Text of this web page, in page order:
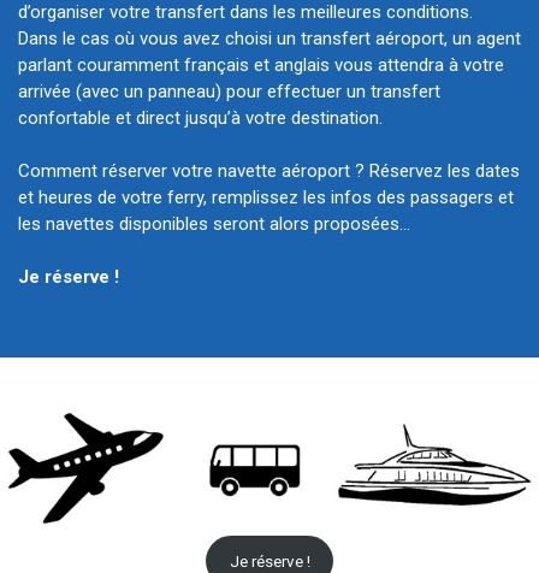
d’organiser votre transfert dans les meilleures conditions.
Dans le cas où vous avez choisi un transfert aéroport, un agent
parlant couramment français et anglais vous attendra à votre
arrivée (avec un panneau) pour effectuer un transfert
confortable et direct jusqu’à votre destination.
Comment réserver votre navette aéroport ? Réservez les dates
et heures de votre ferry, remplissez les infos des passagers et
les navettes disponibles seront alors proposées…
Je réserve !
Je réserve !